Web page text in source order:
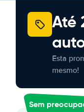
Até
Esta
mesmo!
Sem